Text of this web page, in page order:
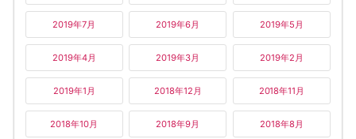
2019年7月 2019年6月 2019年5月
2019年4月 2019年3月 2019年2月
2019年1月 2018年12月 2018年11月
2018年10月 2018年9月 2018年8月